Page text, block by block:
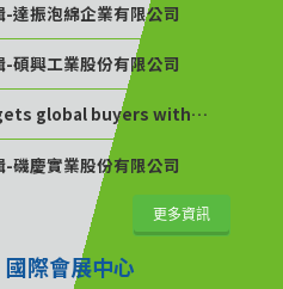
達振泡綿企業有限公司
碩興工業股份有限公司
global buyers with
Week
磯慶實業股份有限公司
更多資訊
國際會展中心